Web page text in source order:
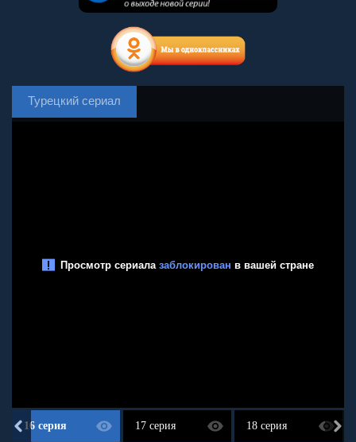
Турецкий сериал
16 серия 17 серия 18 серия